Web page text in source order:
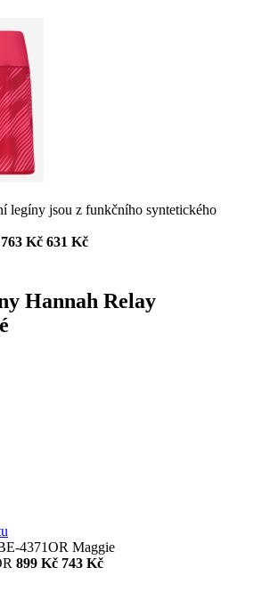
legíny jsou z funkčního syntetického
763 Kč 631 Kč
Hannah Relay
4371OR Maggie
899 Kč 743 Kč